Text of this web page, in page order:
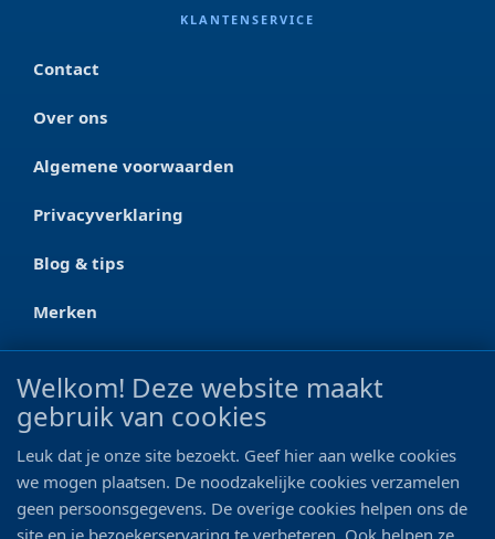
KLANTENSERVICE
Contact
Over ons
Algemene voorwaarden
Privacyverklaring
Blog & tips
Merken
CONTACT
Ootmarsumseweg 125a
0546 - 622 990
06 - 11 19 81 42
Welkom! Deze website maakt
gebruik van cookies
Leuk dat je onze site bezoekt. Geef hier aan welke cookies
we mogen plaatsen. De noodzakelijke cookies verzamelen
geen persoonsgegevens. De overige cookies helpen ons de
site en je bezoekerservaring te verbeteren. Ook helpen ze